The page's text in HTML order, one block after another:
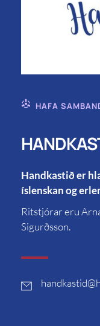
HAFA
Handkastið er
íslenskan og
Ritstjórar eru
Sigurðsson.
handkastid